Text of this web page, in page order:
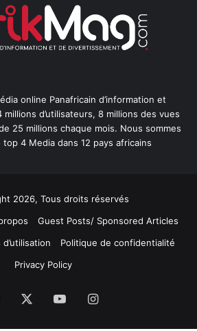
online Panafricain d’information et
d’utilisateurs, 8 millions des vues
25 millions chaque mois. Nous sommes
top 4 Media dans 12 pays africains
2026, Tous droits réservés
Guest Posts/ Sponsored Articles
Politique de confidentialité
Privacy Policy
Facebook YouTubeInstagram